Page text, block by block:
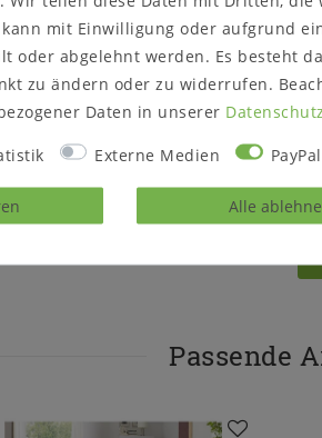
Passende
mit Einwilligung oder aufgrund
oder abgelehnt werden. Es besteht
zu ändern oder zu widerrufen.
Daten in unserer
Externe Medien PayPal
Alle